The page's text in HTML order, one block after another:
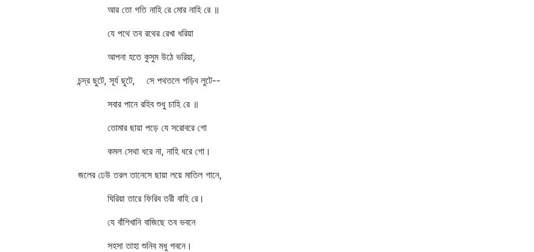
আর তো গতি নাহি রে মোর নাহি রে ॥
যে পথে তব রথের রেখা ধরিয়া
আপনা হতে কুসুম উঠে ভরিয়া,
চন্দ্র ছুটে, সূর্য ছুটে, সে পথতলে পড়িব লুটে--
সবার পানে রহিব শুধু চাহি রে ॥
তোমার ছায়া পড়ে যে সরোবরে গো
কমল সেথা ধরে না, নাহি ধরে গো।
জলের ঢেউ তরল তানেসে ছায়া লয়ে মাতিল গানে,
ঘিরিয়া তারে ফিরিব তরী বাহি রে।
যে বাঁশিখানি বাজিছে তব ভবনে
সহসা তাহা শুনিব মধু পবনে।